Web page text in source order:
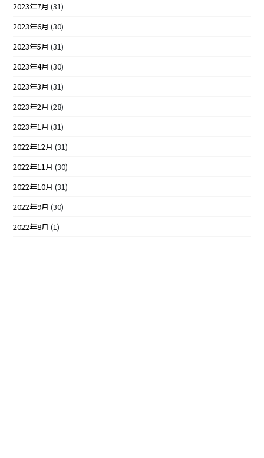
2023年7月 (31)
2023年6月 (30)
2023年5月 (31)
2023年4月 (30)
2023年3月 (31)
2023年2月 (28)
2023年1月 (31)
2022年12月 (31)
2022年11月 (30)
2022年10月 (31)
2022年9月 (30)
2022年8月 (1)